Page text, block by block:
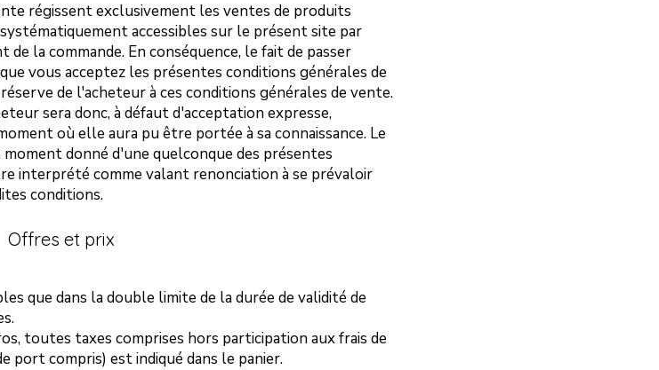
régissent exclusivement les ventes de produits
accessibles sur le présent site par
la commande. En conséquence, le fait de passer
vous acceptez les présentes conditions générales de
de l'acheteur à ces conditions générales de vente.
sera donc, à défaut d'acceptation expresse,
où elle aura pu être portée à sa connaissance. Le
donné d'une quelconque des présentes
interprété comme valant renonciation à se prévaloir
conditions.
Offres et prix
que dans la double limite de la durée de validité de
toutes taxes comprises hors participation aux frais de
port compris) est indiqué dans le panier.